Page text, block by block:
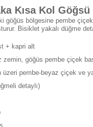
Kısa Kol
göğüs bölgesine pembe
Bisiklet yakalı düğme
+ kapri alt
zemin, göğüs pembe çiçek
üzeri pembe-beyaz çiçek ve
detaylı)